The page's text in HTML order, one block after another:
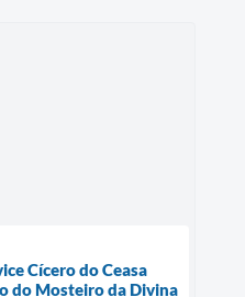
Cícero do Ceasa
do Mosteiro da Divina